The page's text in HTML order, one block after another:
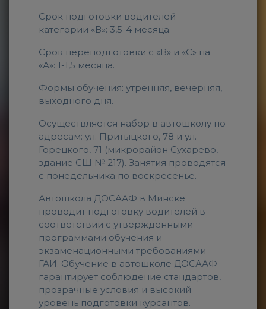
Срок подготовки водителей
категории «В»: 3,5-4 месяца.
Срок переподготовки с «В» и «С» на
«А»: 1-1,5 месяца.
Формы обучения: утренняя, вечерняя,
выходного дня.
Осуществляется набор в автошколу по
адресам: ул. Притыцкого, 78 и ул.
Горецкого, 71 (микрорайон Сухарево,
здание СШ № 217). Занятия проводятся
с понедельника по воскресенье.
Автошкола ДОСААФ в Минске
проводит подготовку водителей в
соответствии с утвержденными
программами обучения и
экзаменационными требованиями
ГАИ. Обучение в автошколе ДОСААФ
гарантирует соблюдение стандартов,
прозрачные условия и высокий
уровень подготовки курсантов.